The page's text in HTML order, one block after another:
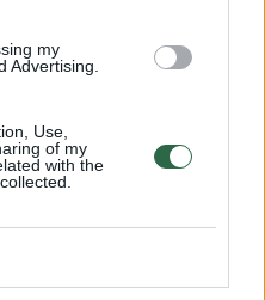
my
Advertising.
Use,
of my
with the